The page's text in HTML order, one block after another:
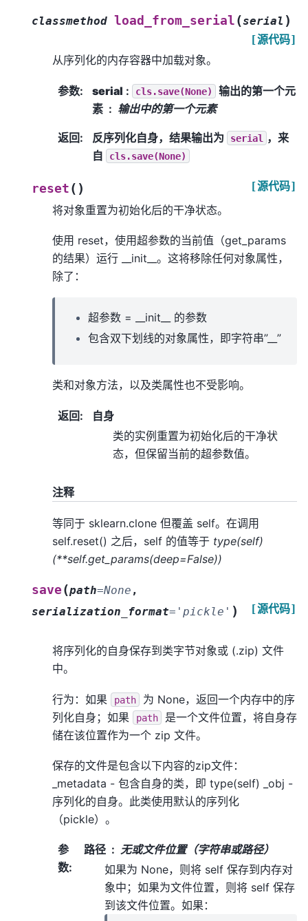
classmethod load_from_serial (serial )
[源代码]
从序列化的内存容器中加载对象。
参数: serial : cls.save(None)
输出的第一个元
素
输出中的第一个元素
返回: 反序列化自身，结果输出为 serial
，来
自
cls.save(None)
reset ( ) [源代码]
将对象重置为初始化后的干净状态。
使用 reset，使用超参数的当前值（get_params
的结果）运行 __init__。这将移除任何对象属性，
除了：
超参数 = __init__ 的参数
包含双下划线的对象属性，即字符串”__”
类和对象方法，以及类属性也不受影响。
返回:
自身
类的实例重置为初始化后的干净状
态，但保留当前的超参数值。
注释
等同于 sklearn.clone 但覆盖 self。在调用
self.reset() 之后，self 的值等于 type(self)
(**self.get_params(deep=False))
save (path=None ,
serialization_format= 'pickle' ) [源代码]
将序列化的自身保存到类字节对象或 (.zip) 文件
中。
行为：如果 path
为 None，返回一个内存中的序
列化自身；如果
path
是一个文件位置，将自身存
储在该位置作为一个 zip 文件。
保存的文件是包含以下内容的zip文件：
_metadata - 包含自身的类，即 type(self) _obj -
序列化的自身。此类使用默认的序列化
（pickle）。
参
数:
路径
无或文件位置（字符串或路径）
如果为 None，则将 self 保存到内存对
象中；如果为文件位置，则将 self 保存
到该文件位置。如果：